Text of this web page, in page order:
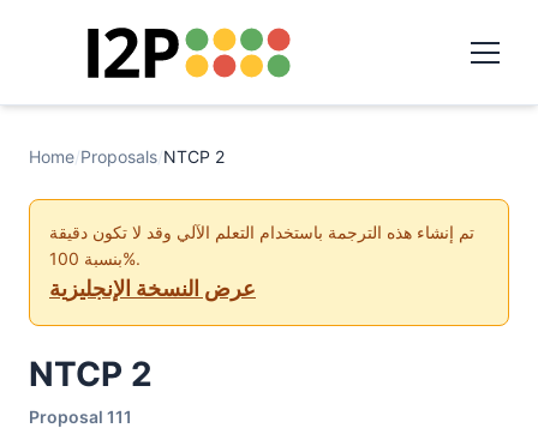
Home/Proposals/NTCP 2
تم إنشاء هذه الترجمة باستخدام التعلم الآلي وقد لا تكون دقيقة
بنسبة 100%.
عرض النسخة الإنجليزية
NTCP 2
Proposal 111